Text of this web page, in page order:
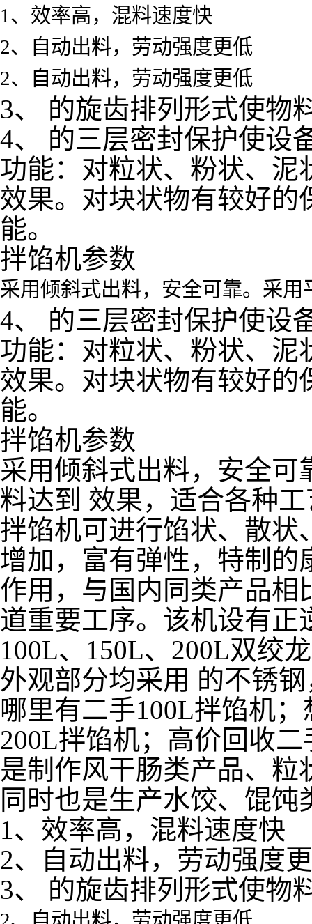
1、效率高，混料速度快
2、自动出料，劳动强度更低
2、自动出料，劳动强度更低
3、 的旋齿排列形式使物
4、 的三层密封保护使设
功能：对粒状、粉状、泥
效果。对块状物有较好的
能。
拌馅机参数
采用倾斜式出料，安全可靠。采
4、 的三层密封保护使设
功能：对粒状、粉状、泥
效果。对块状物有较好的
能。
拌馅机参数
采用倾斜式出料，安全
料达到 效果，适合各种
拌馅机可进行馅状、散状
增加，富有弹性，特制的
作用，与国内同类产品相
道重要工序。该机设有
100L、150L、200L双绞
外观部分均采用 的不锈
哪里有二手100L拌馅机
200L拌馅机；高价回收
是制作风干肠类产品、
同时也是生产水饺、馄
1、效率高，混料速度快
2、自动出料，劳动强度
3、 的旋齿排列形式使物
2、自动出料，劳动强度更低